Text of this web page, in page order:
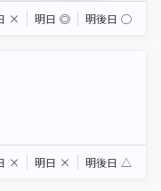
× 明日 ◎ 明後日 ◯
× 明日 × 明後日 △